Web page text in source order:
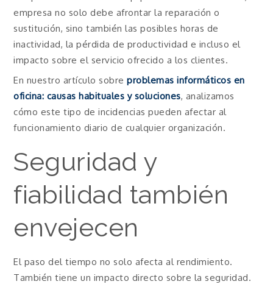
empresa no solo debe afrontar la reparación o
sustitución, sino también las posibles horas de
inactividad, la pérdida de productividad e incluso el
impacto sobre el servicio ofrecido a los clientes.
En nuestro artículo sobreproblemas informáticos en
oficina: causas habituales y soluciones, analizamos
cómo este tipo de incidencias pueden afectar al
funcionamiento diario de cualquier organización.
Seguridad y
fiabilidad también
envejecen
El paso del tiempo no solo afecta al rendimiento.
También tiene un impacto directo sobre la seguridad.